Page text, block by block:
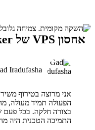
אחסון VPS של Docker שאפשר לסמוך עליו
Iradufasha
הפעולה תמיד מעולה,
בצורה חלקה. בכל פעם
התמיכה הטכנית היה